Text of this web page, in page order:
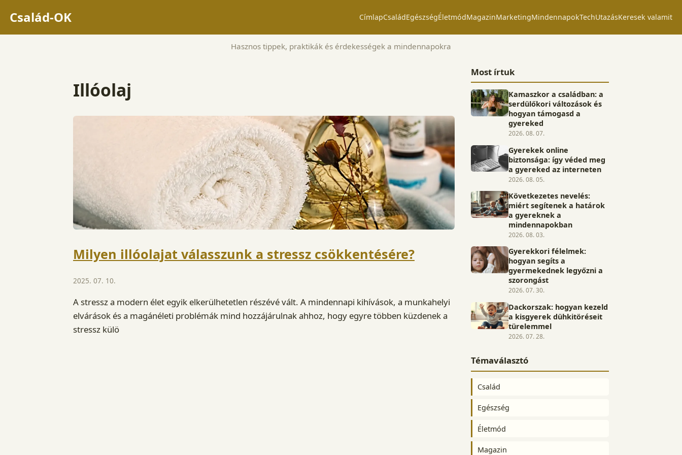
Család-OK CímlapCsaládEgészségÉletmódMagazinMarketingMindennapokTechUtazásKeresek valamit
Hasznos tippek, praktikák és érdekességek a mindennapokra
Illóolaj
Milyen illóolajat válasszunk a stressz csökkentésére?
2025. 07. 10.
A stressz a modern élet egyik elkerülhetetlen részévé vált. A mindennapi kihívások, a munkahelyi
elvárások és a magánéleti problémák mind hozzájárulnak ahhoz, hogy egyre többen küzdenek a
stressz külö
Most írtuk
Kamaszkor a családban: a
serdülőkori változások és
hogyan támogasd a
gyereked
2026. 08. 07.
Gyerekek online
biztonsága: így véded meg
a gyereked az interneten
2026. 08. 05.
Következetes nevelés:
miért segítenek a határok
a gyereknek a
mindennapokban
2026. 08. 03.
Gyerekkori félelmek:
hogyan segíts a
gyermekednek legyőzni a
szorongást
2026. 07. 30.
Dackorszak: hogyan kezeld
a kisgyerek dühkitöréseit
türelemmel
2026. 07. 28.
Témaválasztó
Család
Egészség
Életmód
Magazin